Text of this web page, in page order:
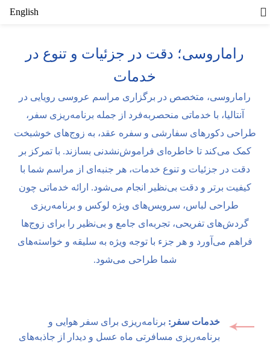
English
راماروسی؛ دقت در جزئیات و تنوع در
خدمات
راماروسی، متخصص در برگزاری مراسم عروسی رویایی در
آنتالیا، با خدماتی منحصربه‌فرد از جمله برنامه‌ریزی سفر،
طراحی دکورهای سفارشی و سفره عقد، به زوج‌های خوشبخت
کمک می‌کند تا خاطره‌ای فراموش‌نشدنی بسازند. با تمرکز بر
دقت در جزئیات و تنوع خدمات، هر جنبه‌ای از مراسم شما با
کیفیت برتر و دقت بی‌نظیر انجام می‌شود. ارائه خدماتی چون
طراحی لباس، سرویس‌های ویژه لوکس و برنامه‌ریزی
گردش‌های تفریحی، تجربه‌ای جامع و بی‌نظیر را برای زوج‌ها
فراهم می‌آورد و هر جزء با توجه ویژه به سلیقه و خواسته‌های
شما طراحی می‌شود.
خدمات سفر: برنامه‌ریزی برای سفر هوایی و
برنامه‌ریزی مسافرتی ماه عسل و دیدار از جاذبه‌های